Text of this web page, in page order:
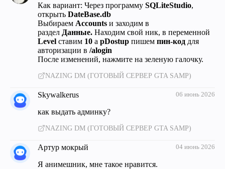
Как вариант: Через программу SQLiteStudio,
открыть DateBase.db
Выбираем Accounts и заходим в
раздел Данные. Находим свой ник, в переменной
Level ставим 10 а pDostup пишем пин-код для
авторизации в /alogin
После изменений, нажмите на зеленую галочку.
NAZING DM (ГОТОВЫЙ СЕРВЕР GTA SAMP)
Skywalkerus 06 июнь 2026
как выдать админку?
NAZING DM (ГОТОВЫЙ СЕРВЕР GTA SAMP)
Артур мокрый 04 июнь 2026
Я анимешник, мне такое нравится.